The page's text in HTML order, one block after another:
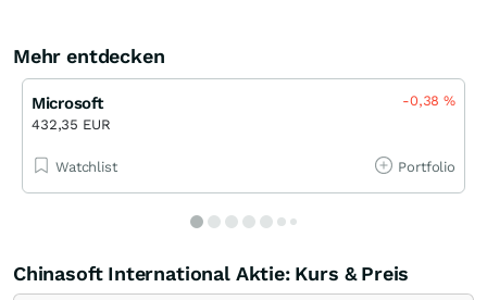
Mehr entdecken
Microsoft
432,35 EUR
-0,38%
Watchlist Portfolio
Chinasoft International Aktie: Kurs & Preis